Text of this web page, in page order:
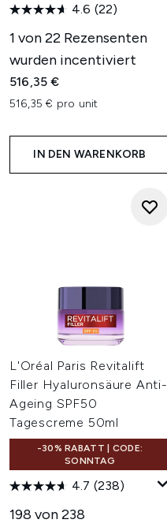
4.6 (22)
1 von 22 Rezensenten
wurden incentiviert
516,35 €
516,35 € pro unit
IN DEN WARENKORB
L'Oréal Paris Revitalift
Filler Hyaluronsäure Anti-
Ageing SPF50
Tagescreme 50ml
-30% RABATT | CODE:
SONNTAG
4.7 (238)
198 von 238